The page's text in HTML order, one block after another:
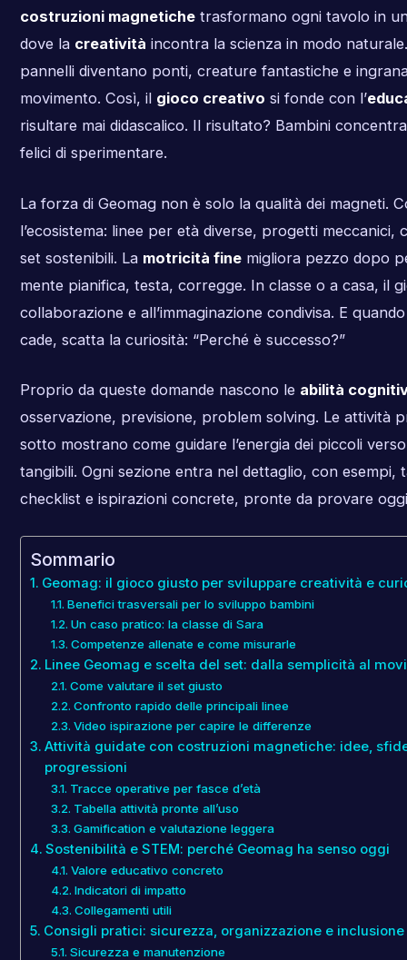
costruzioni magnetichetrasformano ogni tavolo in
dove la creatività incontra la scienza in modo
pannelli diventano ponti, creature fantastiche e
movimento. Così, il gioco creativo si fonde con l’
risultare mai didascalico. Il risultato? Bambini
felici di sperimentare.
La forza di Geomag non è solo la qualità dei magneti.
l’ecosistema: linee per età diverse, progetti meccanici,
set sostenibili. La motricità finemigliora pezzo dopo
mente pianifica, testa, corregge. In classe o a casa, il
collaborazione e all’immaginazione condivisa. E
cade, scatta la curiosità: “Perché è successo?”
Proprio da queste domande nascono le abilità
osservazione, previsione, problem solving. Le attività
sotto mostrano come guidare l’energia dei piccoli
tangibili. Ogni sezione entra nel dettaglio, con esempi,
checklist e ispirazioni concrete, pronte da provare
Sommario
Geomag: il gioco giusto per sviluppare creatività e
Benefici trasversali per lo sviluppo bambini
Un caso pratico: la classe di Sara
Competenze allenate e come misurarle
Linee Geomag e scelta del set: dalla semplicità al
Come valutare il set giusto
Confronto rapido delle principali linee
Video ispirazione per capire le differenze
Attività guidate con costruzioni magnetiche: idee,
progressioni
Tracce operative per fasce d’età
Tabella attività pronte all’uso
Gamification e valutazione leggera
Sostenibilità e STEM: perché Geomag ha senso oggi
Valore educativo concreto
Indicatori di impatto
Collegamenti utili
Consigli pratici: sicurezza, organizzazione e
Sicurezza e manutenzione